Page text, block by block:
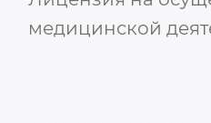
медицинской